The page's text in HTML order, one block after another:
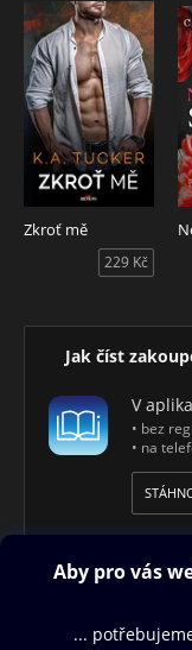
Zkroť mě
229 Kč
Jak číst
V
• bez
• na
Obsah ke stažení